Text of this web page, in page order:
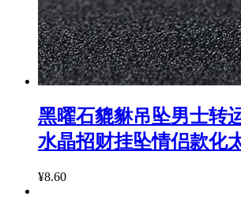
黑曜石貔貅吊坠男士转
水晶招财挂坠情侣款化
¥8.60